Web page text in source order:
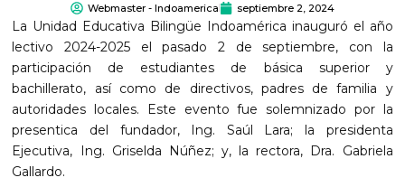
Webmaster - Indoamerica septiembre 2, 2024
La Unidad Educativa Bilingüe Indoamérica inauguró el año
lectivo 2024-2025 el pasado 2 de septiembre, con la
participación de estudiantes de básica superior y
bachillerato, así como de directivos, padres de familia y
autoridades locales. Este evento fue solemnizado por la
presentica del fundador, Ing. Saúl Lara; la presidenta
Ejecutiva, Ing. Griselda Núñez; y, la rectora, Dra. Gabriela
Gallardo.